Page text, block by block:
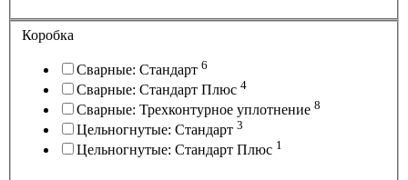
Коробка
Сварные: Стандарт 6
Сварные: Стандарт Плюс 4
Сварные: Трехконтурное уплотнение 8
Цельногнутые: Стандарт 3
Цельногнутые: Стандарт Плюс 1